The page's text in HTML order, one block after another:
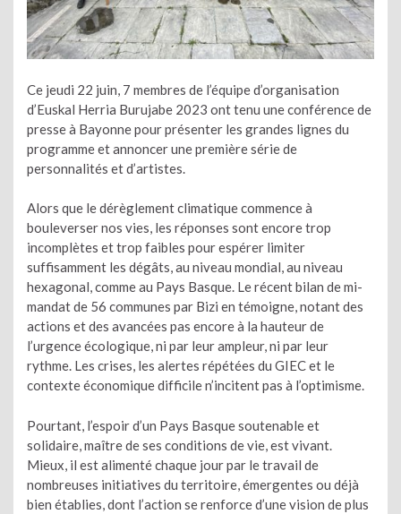
Ce jeudi 22 juin, 7 membres de l’équipe d’organisation
d’Euskal Herria Burujabe 2023 ont tenu une conférence de
presse à Bayonne pour présenter les grandes lignes du
programme et annoncer une première série de
personnalités et d’artistes.
Alors que le dérèglement climatique commence à
bouleverser nos vies, les réponses sont encore trop
incomplètes et trop faibles pour espérer limiter
suffisamment les dégâts, au niveau mondial, au niveau
hexagonal, comme au Pays Basque. Le récent bilan de mi-
mandat de 56 communes par Bizi en témoigne, notant des
actions et des avancées pas encore à la hauteur de
l’urgence écologique, ni par leur ampleur, ni par leur
rythme. Les crises, les alertes répétées du GIEC et le
contexte économique difficile n’incitent pas à l’optimisme.
Pourtant, l’espoir d’un Pays Basque soutenable et
solidaire, maître de ses conditions de vie, est vivant.
Mieux, il est alimenté chaque jour par le travail de
nombreuses initiatives du territoire, émergentes ou déjà
bien établies, dont l’action se renforce d’une vision de plus